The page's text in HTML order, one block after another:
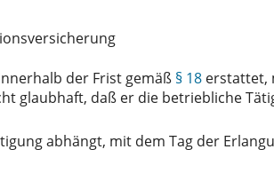
der Frist gemäß § 18 erstattet,
glaubhaft, daß er die betriebliche
abhängt, mit dem Tag der